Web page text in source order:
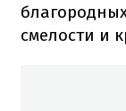
смелости и